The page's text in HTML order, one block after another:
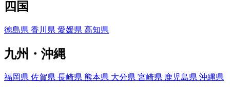
四国
徳島県 香川県 愛媛県 高知県
九州・沖縄
福岡県 佐賀県 長崎県 熊本県 大分県 宮崎県 鹿児島県 沖縄県